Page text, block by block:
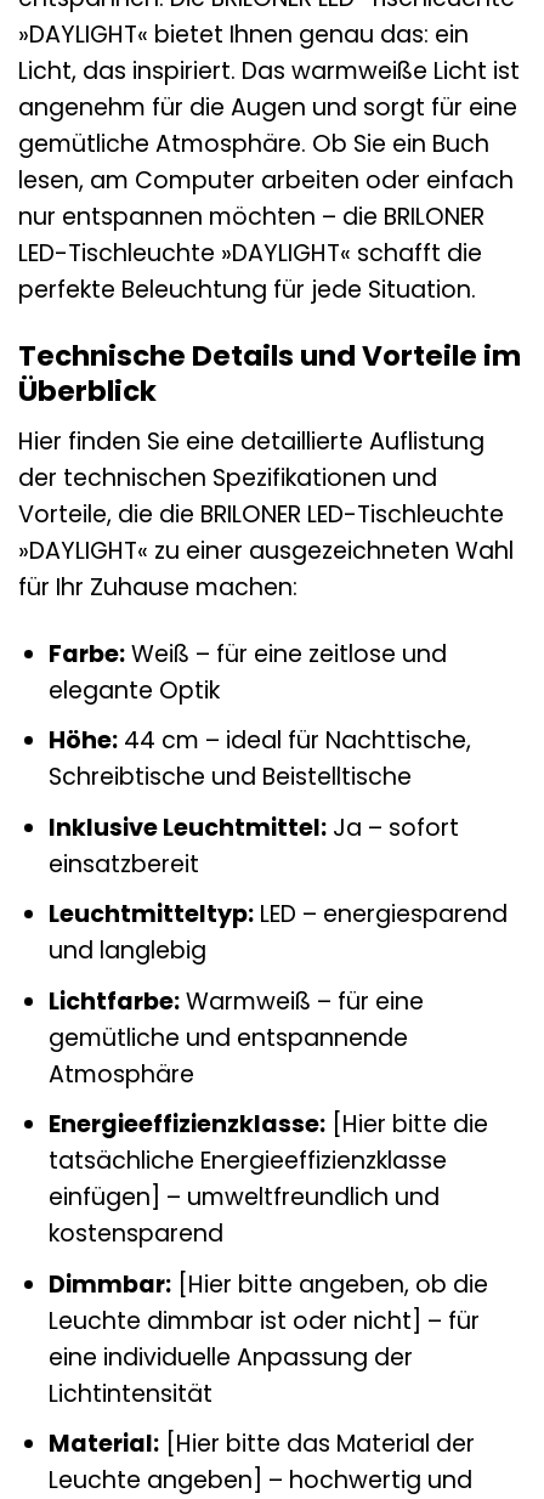
»DAYLIGHT« bietet Ihnen genau das: ein
Licht, das inspiriert. Das warmweiße Licht ist
angenehm für die Augen und sorgt für eine
gemütliche Atmosphäre. Ob Sie ein Buch
lesen, am Computer arbeiten oder einfach
nur entspannen möchten – die BRILONER
LED-Tischleuchte »DAYLIGHT« schafft die
perfekte Beleuchtung für jede Situation.
Technische Details und Vorteile im
Überblick
Hier finden Sie eine detaillierte Auflistung
der technischen Spezifikationen und
Vorteile, die die BRILONER LED-Tischleuchte
»DAYLIGHT« zu einer ausgezeichneten Wahl
für Ihr Zuhause machen:
Farbe:Weiß – für eine zeitlose und
elegante Optik
Höhe:44 cm – ideal für Nachttische,
Schreibtische und Beistelltische
Inklusive Leuchtmittel:Ja – sofort
einsatzbereit
Leuchtmitteltyp:LED – energiesparend
und langlebig
Lichtfarbe:Warmweiß – für eine
gemütliche und entspannende
Atmosphäre
Energieeffizienzklasse:[Hier bitte die
tatsächliche Energieeffizienzklasse
einfügen] – umweltfreundlich und
kostensparend
Dimmbar:[Hier bitte angeben, ob die
Leuchte dimmbar ist oder nicht] – für
eine individuelle Anpassung der
Lichtintensität
Material:[Hier bitte das Material der
Leuchte angeben] – hochwertig und